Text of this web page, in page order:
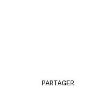
PARTAGER